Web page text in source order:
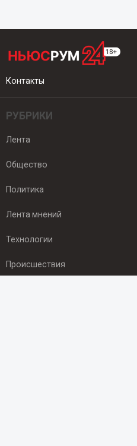
Контакты
РУБРИКИ
Лента
Общество
Политика
Лента мнений
Технологии
Происшествия